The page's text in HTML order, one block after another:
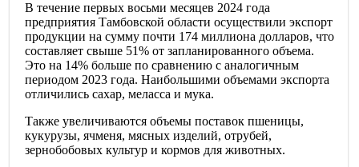
В течение первых восьми месяцев 2024 года
предприятия Тамбовской области осуществили экспорт
продукции на сумму почти 174 миллиона долларов, что
составляет свыше 51% от запланированного объема.
Это на 14% больше по сравнению с аналогичным
периодом 2023 года. Наибольшими объемами экспорта
отличились сахар, меласса и мука.
Также увеличиваются объемы поставок пшеницы,
кукурузы, ячменя, мясных изделий, отрубей,
зернобобовых культур и кормов для животных.